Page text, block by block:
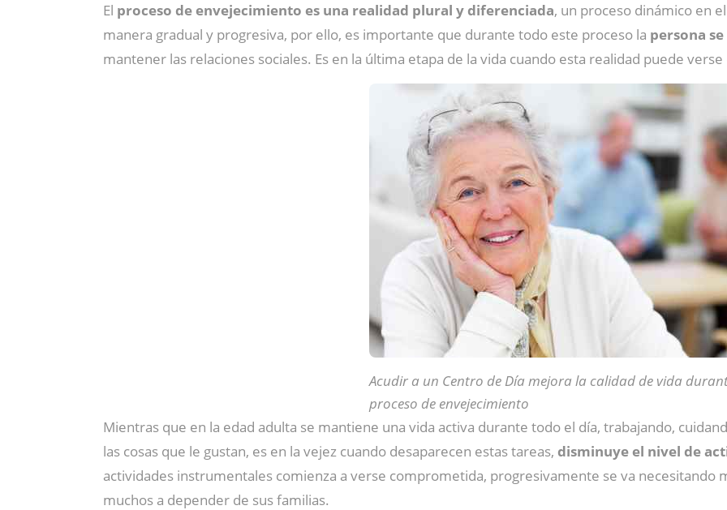
El proceso de envejecimiento es una realidad plural y diferenciada, un proceso dinámico en
manera gradual y progresiva, por ello, es importante que durante todo este proceso la persona
mantener las relaciones sociales. Es en la última etapa de la vida cuando esta realidad puede
Acudir a un Centro de Día mejora la calidad de vida
proceso de envejecimiento
Mientras que en la edad adulta se mantiene una vida activa durante todo el día, trabajando,
las cosas que le gustan, es en la vejez cuando desaparecen estas tareas, disminuye el nivel de
actividades instrumentales comienza a verse comprometida, progresivamente se va necesitando
muchos a depender de sus familias.